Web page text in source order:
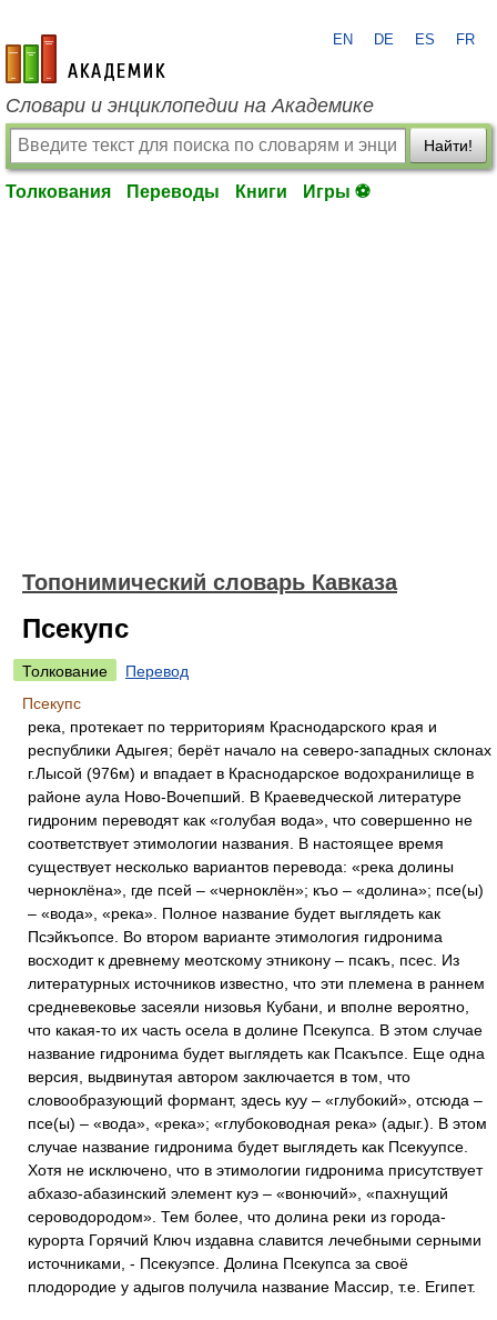
academic.ru
EN DE ES FR
Словари и энциклопедии на Академике
Найти!
Толкования Переводы Книги Игры ⚽
Топонимический словарь Кавказа
Псекупс
Толкование
Перевод
Псекупс
река, протекает по территориям Краснодарского края и
республики Адыгея; берёт начало на северо-западных склонах
г.Лысой (976м) и впадает в Краснодарское водохранилище в
районе аула Ново-Вочепший. В Краеведческой литературе
гидроним переводят как «голубая вода», что совершенно не
соответствует этимологии названия. В настоящее время
существует несколько вариантов перевода: «река долины
черноклёна», где псей – «черноклён»; къо – «долина»; псе(ы)
– «вода», «река». Полное название будет выглядеть как
Псэйкъопсе. Во втором варианте этимология гидронима
восходит к древнему меотскому этникону – псакъ, псес. Из
литературных источников известно, что эти племена в раннем
средневековье засеяли низовья Кубани, и вполне вероятно,
что какая-то их часть осела в долине Псекупса. В этом случае
название гидронима будет выглядеть как Псакъпсе. Еще одна
версия, выдвинутая автором заключается в том, что
словообразующий формант, здесь куу – «глубокий», отсюда –
псе(ы) – «вода», «река»; «глубоководная река» (адыг.). В этом
случае название гидронима будет выглядеть как Псекуупсе.
Хотя не исключено, что в этимологии гидронима присутствует
абхазо-абазинский элемент куэ – «вонючий», «пахнущий
сероводородом». Тем более, что долина реки из города-
курорта Горячий Ключ издавна славится лечебными серными
источниками, - Псекуэпсе. Долина Псекупса за своё
плодородие у адыгов получила название Массир, т.е. Египет.